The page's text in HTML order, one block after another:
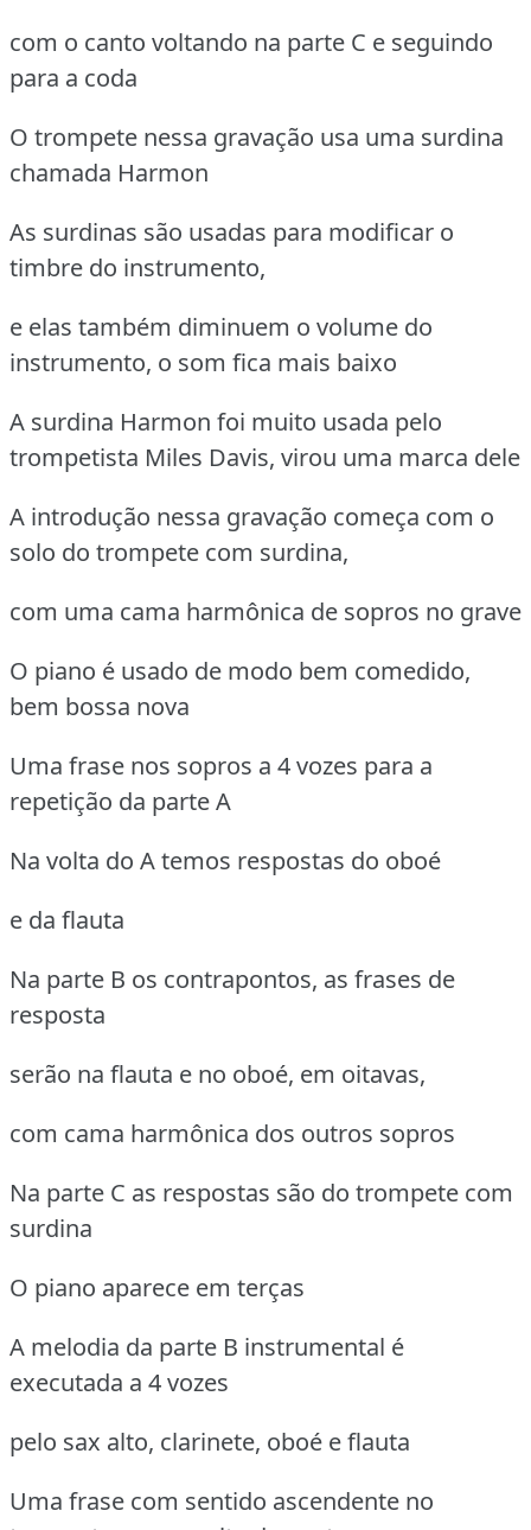
com o canto voltando na parte C e seguindo
para a coda
O trompete nessa gravação usa uma surdina
chamada Harmon
As surdinas são usadas para modificar o
timbre do instrumento,
e elas também diminuem o volume do
instrumento, o som fica mais baixo
A surdina Harmon foi muito usada pelo
trompetista Miles Davis, virou uma marca dele
A introdução nessa gravação começa com o
solo do trompete com surdina,
com uma cama harmônica de sopros no grave
O piano é usado de modo bem comedido,
bem bossa nova
Uma frase nos sopros a 4 vozes para a
repetição da parte A
Na volta do A temos respostas do oboé
e da flauta
Na parte B os contrapontos, as frases de
resposta
serão na flauta e no oboé, em oitavas,
com cama harmônica dos outros sopros
Na parte C as respostas são do trompete com
surdina
O piano aparece em terças
A melodia da parte B instrumental é
executada a 4 vozes
pelo sax alto, clarinete, oboé e flauta
Uma frase com sentido ascendente no